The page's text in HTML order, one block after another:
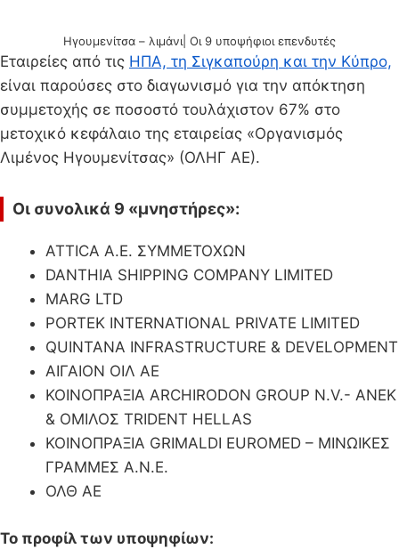
Ηγουμενίτσα – λιμάνι| Οι 9 υποψήφιοι επενδυτές
Εταιρείες από τις ΗΠΑ, τη Σιγκαπούρη και την Κύπρο,
είναι παρούσες στο διαγωνισμό για την απόκτηση
συμμετοχής σε ποσοστό τουλάχιστον 67% στο
μετοχικό κεφάλαιο της εταιρείας «Οργανισμός
Λιμένος Ηγουμενίτσας» (ΟΛΗΓ ΑΕ).
Οι συνολικά 9 «μνηστήρες»:
ATTICA A.E. ΣΥΜΜΕΤΟΧΩΝ
DANTHIA SHIPPING COMPANY LIMITED
MARG LTD
PORTEK INTERNATIONAL PRIVATE LIMITED
QUINTANA INFRASTRUCTURE & DEVELOPMENT
ΑΙΓΑΙΟΝ ΟΙΛ ΑΕ
ΚΟΙΝΟΠΡΑΞΙΑ ARCHIRODON GROUP N.V.- ANEK
& ΟΜΙΛΟΣ TRIDENT HELLAS
ΚΟΙΝΟΠΡΑΞΙΑ GRIMALDI EUROMED – MΙΝΩΙΚΕΣ
ΓΡΑΜΜΕΣ Α.Ν.Ε.
ΟΛΘ ΑΕ
Το προφίλ των υποψηφίων: